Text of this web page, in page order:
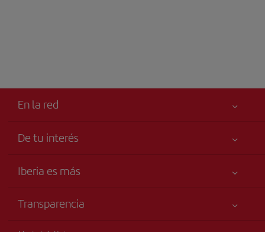
En la red
De tu interés
Accesibilidad
Iberia es más
Grupo Iberia
Accionistas e Inversores
Transparencia